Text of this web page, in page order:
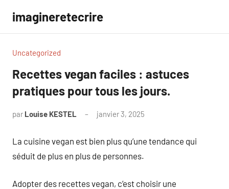
contenu
imagineretecrire
Uncategorized
Recettes vegan faciles : astuces
pratiques pour tous les jours.
par Louise KESTEL janvier 3, 2025
La cuisine vegan est bien plus qu’une tendance qui
séduit de plus en plus de personnes.
Adopter des recettes vegan, c’est choisir une